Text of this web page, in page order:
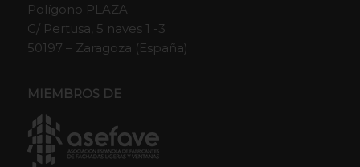
Polígono PLAZA
C/ Pertusa, 5 naves 1 -3
50197 – Zaragoza (España)
MIEMBROS DE